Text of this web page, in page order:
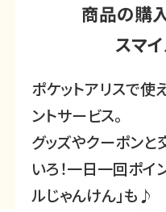
商品の購
スマ
ポケットアリスで使
ントサービス。
グッズやクーポンと
いろ！一日一回ポイ
ルじゃんけん」も♪